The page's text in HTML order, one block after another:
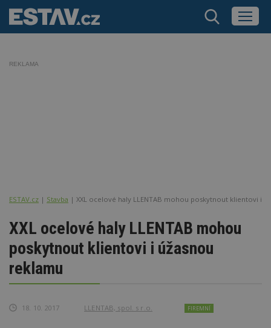
REKLAMA
ESTAV.cz Stavba XXL ocelové haly LLENTAB mohou poskytnout klientovi i
XXL ocelové haly LLENTAB mohou
poskytnout klientovi i úžasnou
reklamu
18. 10. 2017 LLENTAB, spol. s r.o. FIREMNÍ